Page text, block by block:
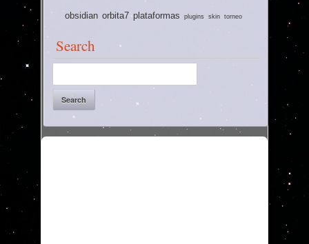
obsidian orbita7 plataformas plugins skin torneo
Search